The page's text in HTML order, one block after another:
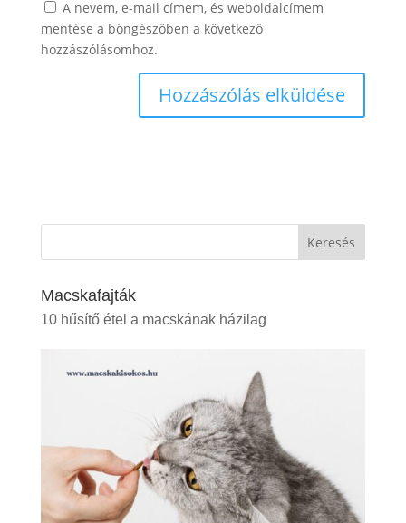
A nevem, e-mail címem, és weboldalcímem
mentése a böngészőben a következő
hozzászólásomhoz.
Keresés
Macskafajták
10 hűsítő étel a macskának házilag